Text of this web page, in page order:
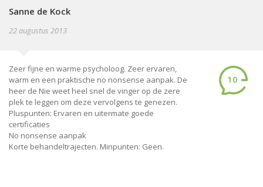
Sanne de Kock
22 augustus 2013
Zeer fijne en warme psycholoog. Zeer ervaren,
warm en een praktische no nonsense aanpak. De
heer de Nie weet heel snel de vinger op de zere
plek te leggen om deze vervolgens te genezen.
Pluspunten: Ervaren en uitermate goede
certificaties
No nonsense aanpak
Korte behandeltrajecten. Minpunten: Geen.
10